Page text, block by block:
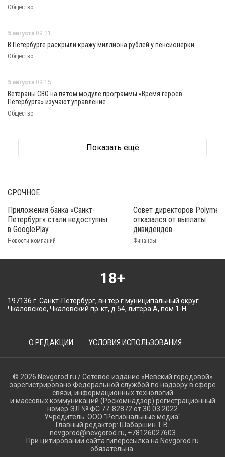
Общество
5 августа 09:21
В Петербурге раскрыли кражу миллиона рублей у пенсионерки
Общество
5 августа 09:15
Ветераны СВО на пятом модуле программы «Время героев
Петербурга» изучают управление
Общество
Показать ещё
СРОЧНОЕ
Приложения банка «Санкт-
Петербург» стали недоступны
в GooglePlay
Новости компаний
Совет директоров
отказался от выплаты
дивидендов
Финансы
18+
197136 г. Санкт-Петербург, вн.тер.г.муниципальный округ
Чкаловское, Чкаловский пр-кт, д.54, литера А, пом.1-Н.
О РЕДАКЦИИ УСЛОВИЯ ИСПОЛЬЗОВАНИЯ
© 2026 Nevgorod.ru / Сетевое издание «Невский городовой»
зарегистрировано Федеральной службой по надзору в сфере
связи, информационных технологий
и массовых коммуникаций (Роскомнадзор) регистрационный
номер ЭЛ № ФС 77-82872 от 30.03.2022
Учредитель: ООО "Региональные медиа"
Главный редактор: Шабаршин Т.В.
nevgorod@nevgorod.ru, +78126027603
При цитировании сайта гиперссылка на Nevgorod.ru
обязательна.